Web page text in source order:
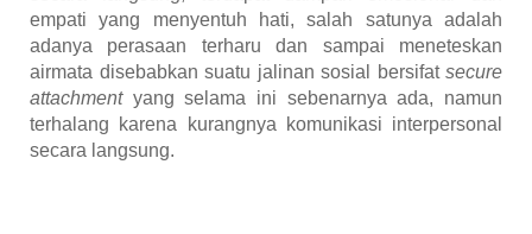
empati yang menyentuh hati, salah satunya adalah
adanya perasaan terharu dan sampai meneteskan
airmata disebabkan suatu jalinan sosial bersifat secure
attachmentyang selama ini sebenarnya ada, namun
terhalang karena kurangnya komunikasi interpersonal
secara langsung.